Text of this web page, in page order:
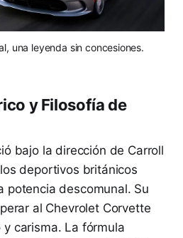
una leyenda sin concesiones.
y Filosofía de
bajo la dirección de Carroll
deportivos británicos
potencia descomunal. Su
al Chevrolet Corvette
carisma. La fórmula